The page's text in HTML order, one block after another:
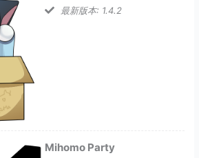
最新版本: 1.4.2
Mihomo Party